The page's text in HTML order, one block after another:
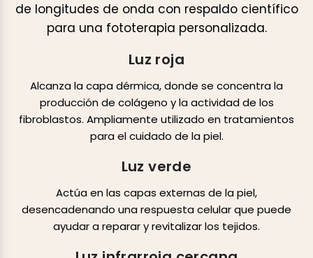
de longitudes de onda con respaldo científico
para una fototerapia personalizada.
Luz roja
Alcanza la capa dérmica, donde se concentra la
producción de colágeno y la actividad de los
fibroblastos. Ampliamente utilizado en tratamientos
para el cuidado de la piel.
Luz verde
Actúa en las capas externas de la piel,
desencadenando una respuesta celular que puede
ayudar a reparar y revitalizar los tejidos.